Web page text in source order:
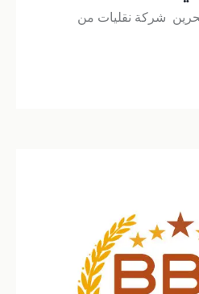
شركة نقليات من